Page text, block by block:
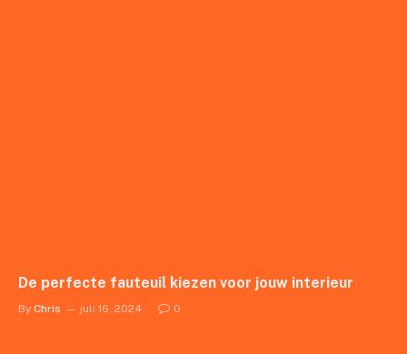
De perfecte fauteuil kiezen voor jouw interieur
By Chris juli 16, 2024 0